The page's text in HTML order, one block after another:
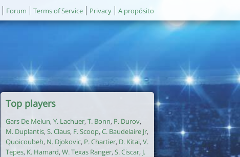
Forum Terms of Service Privacy A propósito
Top players
Gars De Melun, Y. Lachuer, T. Bonn, P. Durov,
M. Duplantis, S. Claus, F. Scoop,C. Baudelaire Jr,
Quoicoubeh, N. Djokovic, P. Chartier, D. Kitai, V.
Tepes, K. Hamard, W. Texas Ranger, S. Ciscar, J.